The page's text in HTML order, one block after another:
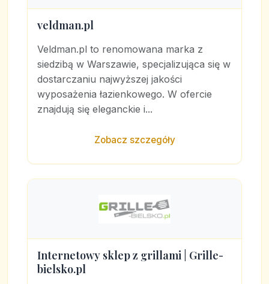
veldman.pl
Veldman.pl to renomowana marka z
siedzibą w Warszawie, specjalizująca się w
dostarczaniu najwyższej jakości
wyposażenia łazienkowego. W ofercie
znajdują się eleganckie i...
Zobacz szczegóły
Internetowy sklep z grillami | Grille-
bielsko.pl